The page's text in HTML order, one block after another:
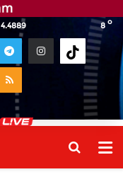
8 o
4.4889